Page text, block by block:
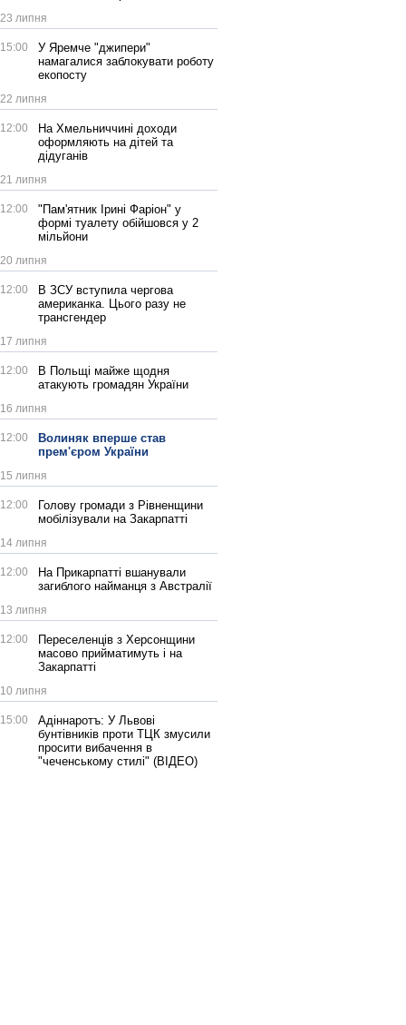
23 липня
15:00
У Яремче "джипери"
намагалися заблокувати роботу
екопосту
22 липня
12:00
На Хмельниччині доходи
оформляють на дітей та
дідуганів
21 липня
12:00
"Пам'ятник Ірині Фаріон" у
формі туалету обійшовся у 2
мільйони
20 липня
12:00
В ЗСУ вступила чергова
американка. Цього разу не
трансгендер
17 липня
12:00
В Польщі майже щодня
атакують громадян України
16 липня
12:00
Волиняк вперше став
прем'єром України
15 липня
12:00
Голову громади з Рівненщини
мобілізували на Закарпатті
14 липня
12:00
На Прикарпатті вшанували
загиблого найманця з Австралії
13 липня
12:00
Переселенців з Херсонщини
масово прийматимуть і на
Закарпатті
10 липня
15:00
Адіннаротъ: У Львові
бунтівників проти ТЦК змусили
просити вибачення в
"чеченському стилі" (ВІДЕО)